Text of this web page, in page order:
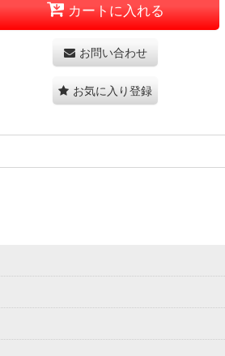
カートに入れる
お問い合わせ
お気に入り登録